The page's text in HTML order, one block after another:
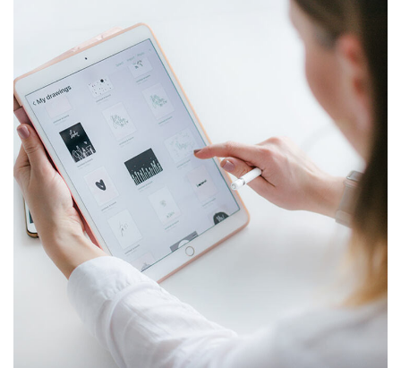
Crypto App Project
TECHNOLOGY